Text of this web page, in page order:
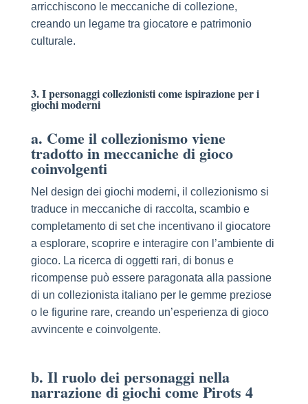
arricchiscono le meccaniche di collezione,
creando un legame tra giocatore e patrimonio
culturale.
3. I personaggi collezionisti come ispirazione per i
giochi moderni
a. Come il collezionismo viene
tradotto in meccaniche di gioco
coinvolgenti
Nel design dei giochi moderni, il collezionismo si
traduce in meccaniche di raccolta, scambio e
completamento di set che incentivano il giocatore
a esplorare, scoprire e interagire con l’ambiente di
gioco. La ricerca di oggetti rari, di bonus e
ricompense può essere paragonata alla passione
di un collezionista italiano per le gemme preziose
o le figurine rare, creando un’esperienza di gioco
avvincente e coinvolgente.
b. Il ruolo dei personaggi nella
narrazione di giochi come Pirots 4